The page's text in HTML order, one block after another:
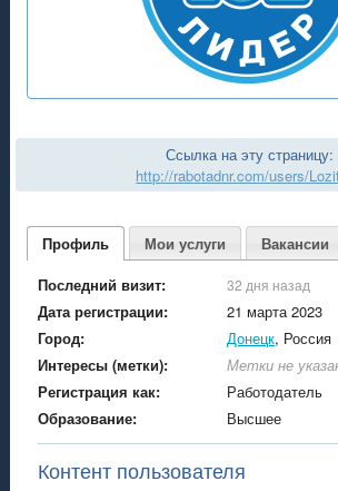
Ссылка на эту страницу:
http://rabotadnr.com/users/
Профиль Мои услуги
Вакансии
Последний визит:
32 дня назад
Дата регистрации:
21 марта 2023
Город:
Донецк, Россия
Интересы (метки):
Метки не
Регистрация как:
Работодатель
Образование:
Высшее
Контент пользователя